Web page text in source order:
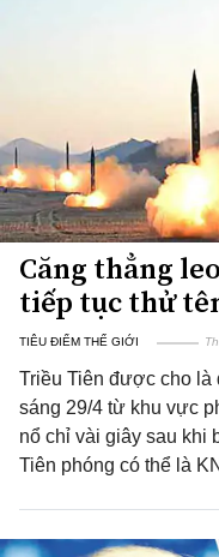
Căng thẳng
tiếp tục thử
TIÊU ĐIỂM THẾ GIỚI
Triều Tiên được cho là
sáng 29/4 từ khu vực
nổ chỉ vài giây sau khi
Tiên phóng có thể là